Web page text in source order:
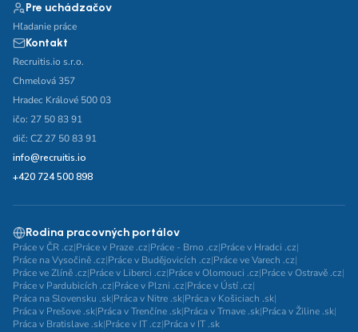
Pre uchádzačov
Hľadanie práce
Kontakt
Recruitis.io s.r.o.
Chmelová 357
Hradec Králové 500 03
ičo: 27 50 83 91
dič: CZ 27 50 83 91
info@recruitis.io
+420 724 500 898
Rodina pracovných portálov
Práce v ČR .cz|Práce v Praze .cz|Práce - Brno .cz|Práce v Hradci .cz|
Práce na Vysočině .cz|Práce v Budějovicích .cz|Práce ve Varech .cz|
Práce ve Zlíně .cz|Práce v Liberci .cz|Práce v Olomouci .cz|Práce v Ostravě .cz|
Práce v Pardubicích .cz|Práce v Plzni .cz|Práce v Ústí .cz|
Práca na Slovensku .sk|Práca v Nitre .sk|Práca v Košiciach .sk|
Práca v Prešove .sk|Práca v Trenčíne .sk|Práca v Trnave .sk|Práca v Žiline .sk|
Práca v Bratislave .sk|Práce v IT .cz|Práca v IT .sk